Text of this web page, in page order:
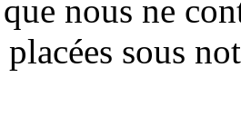
nous ne
placées sous